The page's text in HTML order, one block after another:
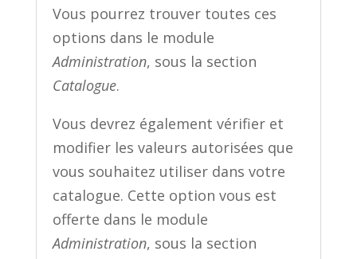
Vous pourrez trouver toutes ces
options dans le module
Administration, sous la section
Catalogue.
Vous devrez également vérifier et
modifier les valeurs autorisées que
vous souhaitez utiliser dans votre
catalogue. Cette option vous est
offerte dans le module
Administration, sous la section